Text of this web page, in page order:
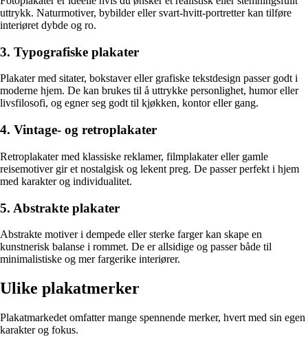
uttrykk. Naturmotiver, bybilder eller svart-hvitt-portretter kan tilføre
interiøret dybde og ro.
3. Typografiske plakater
Plakater med sitater, bokstaver eller grafiske tekstdesign passer godt i
moderne hjem. De kan brukes til å uttrykke personlighet, humor eller
livsfilosofi, og egner seg godt til kjøkken, kontor eller gang.
4. Vintage- og retroplakater
Retroplakater med klassiske reklamer, filmplakater eller gamle
reisemotiver gir et nostalgisk og lekent preg. De passer perfekt i hjem
med karakter og individualitet.
5. Abstrakte plakater
Abstrakte motiver i dempede eller sterke farger kan skape en
kunstnerisk balanse i rommet. De er allsidige og passer både til
minimalistiske og mer fargerike interiører.
Ulike plakatmerker
Plakatmarkedet omfatter mange spennende merker, hvert med sin egen
karakter og fokus.